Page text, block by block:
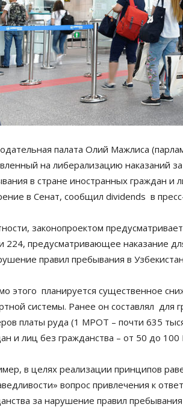
палата Олий Мажлиса
на либерализацию наказаний
в стране иностранных граждан и
в Сенат, сообщил dividends в
законопроектом
224, предусматривающее наказание
правил пребывания в
этого планируется существенное
системы. Ранее он составлял
платы руда (1 МРОТ – почти 635
и лиц без гражданства – от 50 до
в целях реализации принципов
вопрос привлечения к
за нарушение правил